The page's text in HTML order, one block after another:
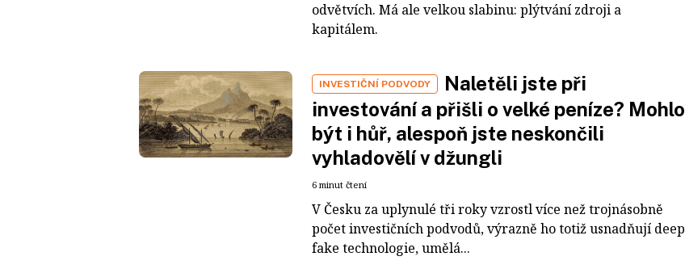
odvětvích. Má ale velkou slabinu: plýtvání zdroji a
kapitálem.
INVESTIČNÍ PODVODY
Naletěli jste při
investování a přišli o velké peníze? Mohlo
být i hůř, alespoň jste neskončili
vyhladovělí v džungli
6 minut čtení
V Česku za uplynulé tři roky vzrostl více než trojnásobně
počet investičních podvodů, výrazně ho totiž usnadňují deep
fake technologie, umělá...